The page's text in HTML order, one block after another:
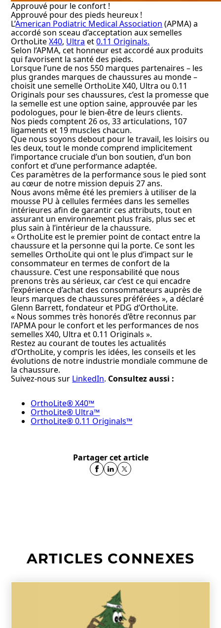
Approuvé pour le confort !
Approuvé pour des pieds heureux !
L’American Podiatric Medical Association (APMA) a
accordé son sceau d’acceptation aux semelles
OrthoLiteX40, Ultra et0.11 Originals.
Selon l’APMA, cet honneur est accordé aux produits
qui favorisent la santé des pieds.
Lorsque l’une de nos 550 marques partenaires – les
plus grandes marques de chaussures au monde –
choisit une semelle OrthoLite X40, Ultra ou 0.11
Originals pour ses chaussures, c’est la promesse que
la semelle est une option saine, approuvée par les
podologues, pour le bien-être de leurs clients.
Nos pieds comptent 26 os, 33 articulations, 107
ligaments et 19 muscles chacun.
Que nous soyons debout pour le travail, les loisirs ou
les deux, tout le monde comprend implicitement
l’importance cruciale d’un bon soutien, d’un bon
confort et d’une performance adaptée.
Ces paramètres de la performance sous le pied sont
au cœur de notre mission depuis 27 ans.
Nous avons même été les premiers à utiliser de la
mousse PU à cellules fermées dans les semelles
intérieures afin de garantir ces attributs, tout en
assurant un environnement plus frais, plus sec et
plus sain à l’intérieur de la chaussure.
« OrthoLite est le premier point de contact entre la
chaussure et la personne qui la porte. Ce sont les
semelles OrthoLite qui ont le plus d’impact sur le
consommateur en termes de confort de la
chaussure. C’est une responsabilité que nous
prenons très au sérieux, car c’est ce qui encadre
l’expérience d’achat des consommateurs auprès de
leurs marques de chaussures préférées », a déclaré
Glenn Barrett, fondateur et PDG d’OrthoLite.
« Nous sommes très honorés d’être reconnus par
l’APMA pour le confort et les performances de nos
semelles X40, Ultra et 0.11 Originals ».
Restez au courant de toutes les actualités
d’OrthoLite, y compris les idées, les conseils et les
évolutions de notre industrie mondiale commune de
la chaussure.
Suivez-nous sur LinkedIn. Consultez aussi :
OrthoLite® X40™
OrthoLite® Ultra™
OrthoLite® 0.11 Originals™
Partager cet article
ARTICLES CONNEXES